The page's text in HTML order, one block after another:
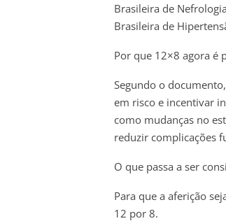
Brasileira de
Brasileira de
Por que 12×8 agora é
Segundo o
em risco e incentivar
como mudanças no
reduzir complicações
O que passa a ser
Para que a aferição
12 por 8.